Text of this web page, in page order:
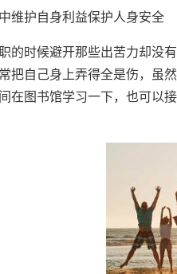
维护自身利益保护人身安全
的时候避开那些出苦力却没
把自己身上弄得全是伤，虽
在图书馆学习一下，也可以